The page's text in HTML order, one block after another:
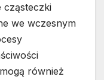
cząsteczki
we wczesnym
również